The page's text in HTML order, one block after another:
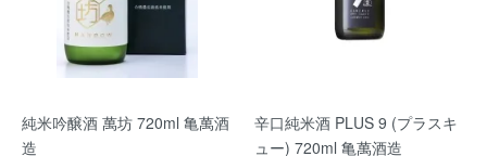
純米吟醸酒 萬坊 720ml 亀萬酒
造
辛口純米酒 PLUS 9 (プラスキ
ュー) 720ml 亀萬酒造